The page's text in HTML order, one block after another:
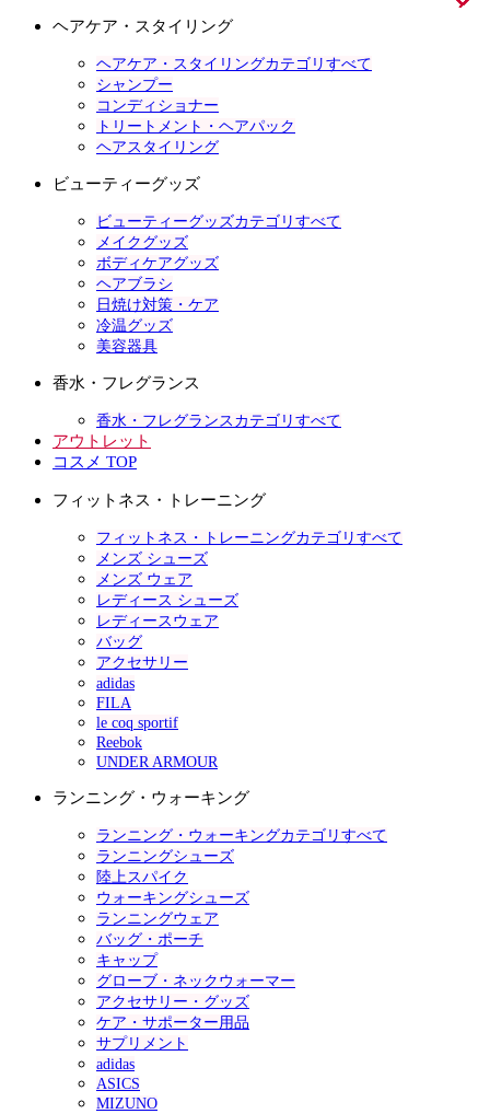
ヘアケア・スタイリング
ヘアケア・スタイリングカテゴリすべて
シャンプー
コンディショナー
トリートメント・ヘアパック
ヘアスタイリング
ビューティーグッズ
ビューティーグッズカテゴリすべて
メイクグッズ
ボディケアグッズ
ヘアブラシ
日焼け対策・ケア
冷温グッズ
美容器具
香水・フレグランス
香水・フレグランスカテゴリすべて
アウトレット
コスメ TOP
フィットネス・トレーニング
フィットネス・トレーニングカテゴリすべて
メンズ シューズ
メンズ ウェア
レディース シューズ
レディースウェア
バッグ
アクセサリー
adidas
FILA
le coq sportif
Reebok
UNDER ARMOUR
ランニング・ウォーキング
ランニング・ウォーキングカテゴリすべて
ランニングシューズ
陸上スパイク
ウォーキングシューズ
ランニングウェア
バッグ・ポーチ
キャップ
グローブ・ネックウォーマー
アクセサリー・グッズ
ケア・サポーター用品
サプリメント
adidas
ASICS
MIZUNO